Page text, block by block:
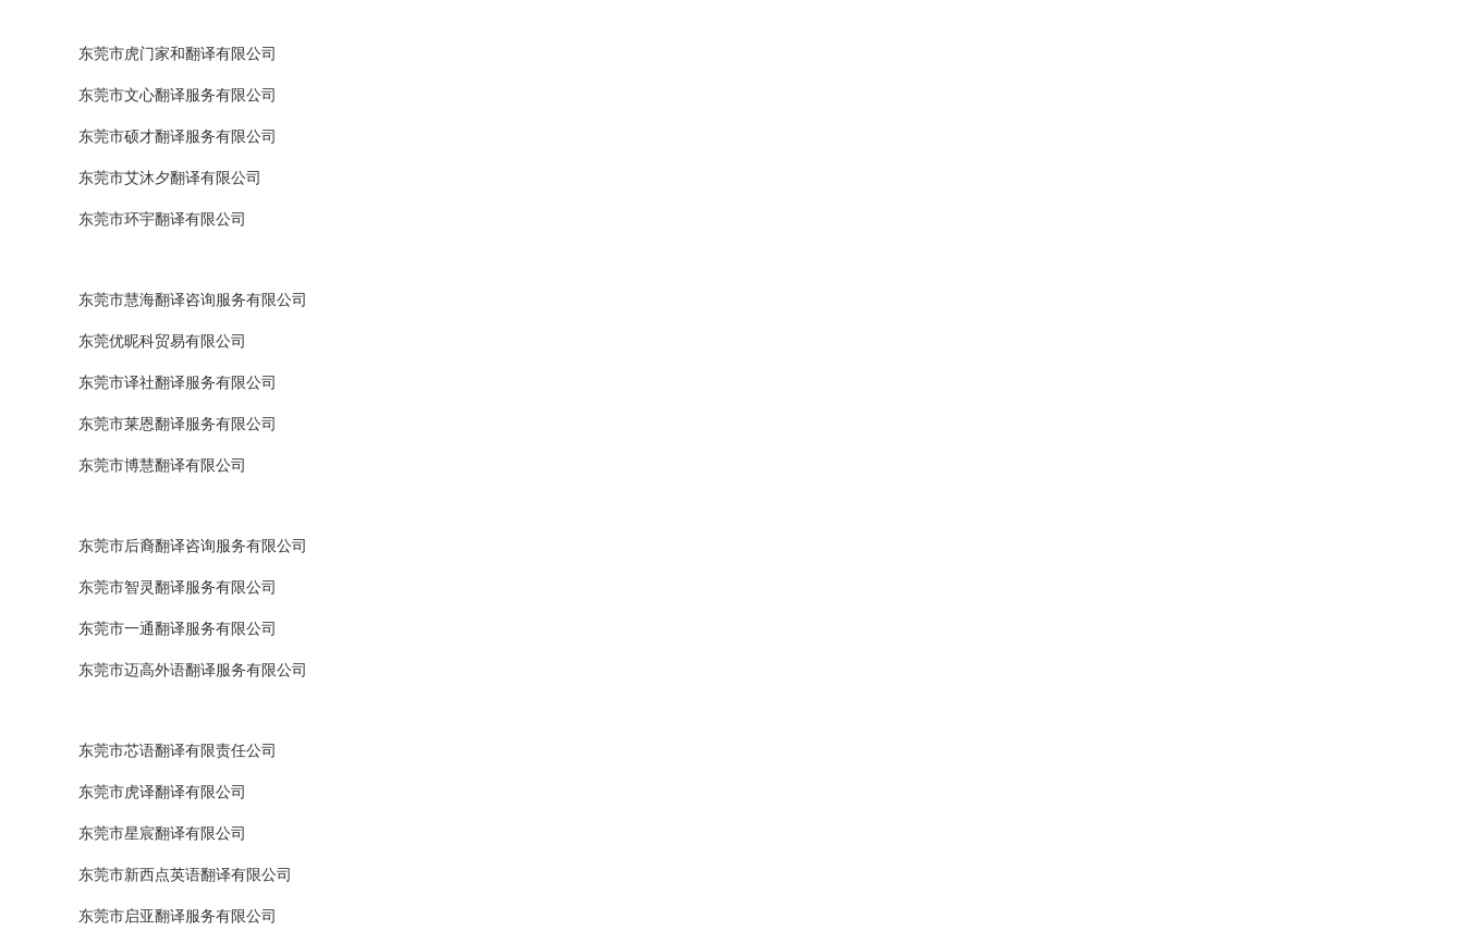
东莞市虎门家和翻译有限公司
东莞市文心翻译服务有限公司
东莞市硕才翻译服务有限公司
东莞市艾沐夕翻译有限公司
东莞市环宇翻译有限公司
东莞市慧海翻译咨询服务有限公司
东莞优昵科贸易有限公司
东莞市译社翻译服务有限公司
东莞市莱恩翻译服务有限公司
东莞市博慧翻译有限公司
东莞市后裔翻译咨询服务有限公司
东莞市智灵翻译服务有限公司
东莞市一通翻译服务有限公司
东莞市迈高外语翻译服务有限公司
东莞市芯语翻译有限责任公司
东莞市虎译翻译有限公司
东莞市星宸翻译有限公司
东莞市新西点英语翻译有限公司
东莞市启亚翻译服务有限公司